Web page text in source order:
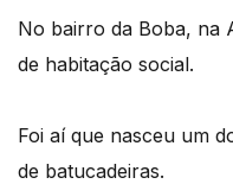
No bairro da Boba, na
de habitação social.
Foi aí que nasceu um
de batucadeiras.